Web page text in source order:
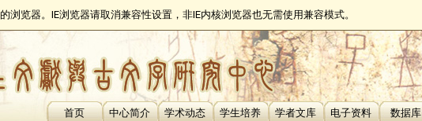
浏览器。IE浏览器请取消兼容性设置，非IE内核浏览器也无需使用兼容模式。
首页 中心简介 学术动态 学生培养 学者文库 电子资料 数据库